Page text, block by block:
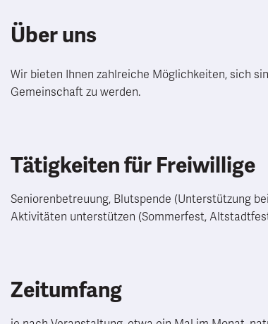
Über uns
Wir bieten Ihnen zahlreiche Möglichkeiten, sich
Gemeinschaft zu werden.
Tätigkeiten für Freiwillige
Seniorenbetreuung, Blutspende (Unterstützung
Aktivitäten unterstützen (Sommerfest,
Zeitumfang